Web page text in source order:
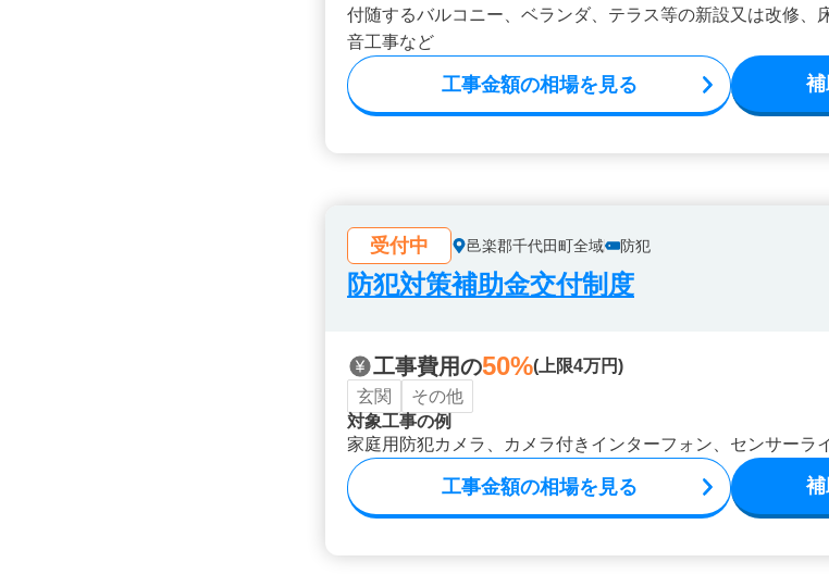
付随するバルコニー、ベランダ、テラス等の新設又は改修、
音工事など
工事金額の相場を見る
受付中 邑楽郡千代田町全域 防犯
防犯対策補助金交付制度
工事費用の50%(上限4万円)
玄関
その他
対象工事の例
家庭用防犯カメラ、カメラ付きインターフォン、センサーラ
工事金額の相場を見る